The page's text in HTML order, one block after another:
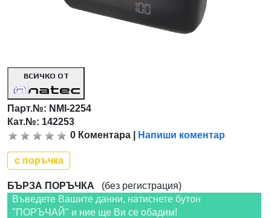
ВСИЧКО ОТ
Парт.№: NMI-2254
Кат.№: 142253
0 Коментара Напиши коментар
с поръчка
БЪРЗА ПОРЪЧКА (без регистрация)
Въведете Вашите данни, натиснете бутон
"ПОРЪЧАЙ" и ние ще Ви се обадим!